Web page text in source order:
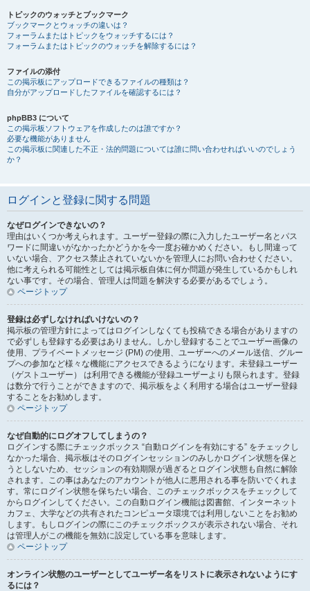
トピックのウォッチとブックマーク
ブックマークとウォッチの違いは？
フォーラムまたはトピックをウォッチするには？
フォーラムまたはトピックのウォッチを解除するには？
ファイルの添付
この掲示板にアップロードできるファイルの種類は？
自分がアップロードしたファイルを確認するには？
phpBB3 について
この掲示板ソフトウェアを作成したのは誰ですか？
必要な機能がありません
この掲示板に関連した不正・法的問題については誰に問い合わせればいいのでしょう
か？
ログインと登録に関する問題
なぜログインできないの？
理由はいくつか考えられます。ユーザー登録の際に入力したユーザー名とパス
ワードに間違いがなかったかどうかを今一度お確かめください。もし間違って
いない場合、アクセス禁止されていないかを管理人にお問い合わせください。
他に考えられる可能性としては掲示板自体に何か問題が発生しているかもしれ
ない事です。その場合、管理人は問題を解決する必要があるでしょう。
ページトップ
登録は必ずしなければいけないの？
掲示板の管理方針によってはログインしなくても投稿できる場合がありますの
で必ずしも登録する必要はありません。しかし登録することでユーザー画像の
使用、プライベートメッセージ (PM) の使用、ユーザーへのメール送信、グルー
プへの参加など様々な機能にアクセスできるようになります。未登録ユーザー
（ゲストユーザー） は利用できる機能が登録ユーザーよりも限られます。登録
は数分で行うことができますので、掲示板をよく利用する場合はユーザー登録
することをお勧めします。
ページトップ
なぜ自動的にログオフしてしまうの？
ログインする際にチェックボックス “自動ログインを有効にする” をチェックし
なかった場合、掲示板はそのログインセッションのみしかログイン状態を保と
うとしないため、セッションの有効期限が過ぎるとログイン状態も自然に解除
されます。この事はあなたのアカウントが他人に悪用される事を防いでくれま
す。常にログイン状態を保ちたい場合、このチェックボックスをチェックして
からログインしてください。この自動ログイン機能は図書館、インターネット
カフェ、大学などの共有されたコンピュータ環境では利用しないことをお勧め
します。もしログインの際にこのチェックボックスが表示されない場合、それ
は管理人がこの機能を無効に設定している事を意味します。
ページトップ
オンライン状態のユーザーとしてユーザー名をリストに表示されないようにす
るには？